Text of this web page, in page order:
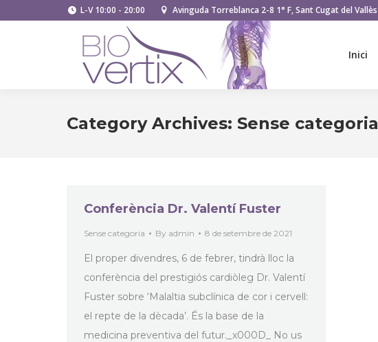
L-V 10:00 - 20:00 Avinguda Torreblanca 2-8 1° F, Sant Cugat del Vallès
Inici
Category Archives: Sense categoria
Conferència Dr. Valentí Fuster
Sense categoria By admin 8 de setembre de 2021
El proper divendres, 6 de febrer, tindrà lloc la
conferència del prestigiós cardiòleg Dr. Valentí
Fuster sobre ‘Malaltia subclínica de cor i cervell:
el repte de la dècada’. És la base de la
medicina preventiva del futur._x000D_ No us